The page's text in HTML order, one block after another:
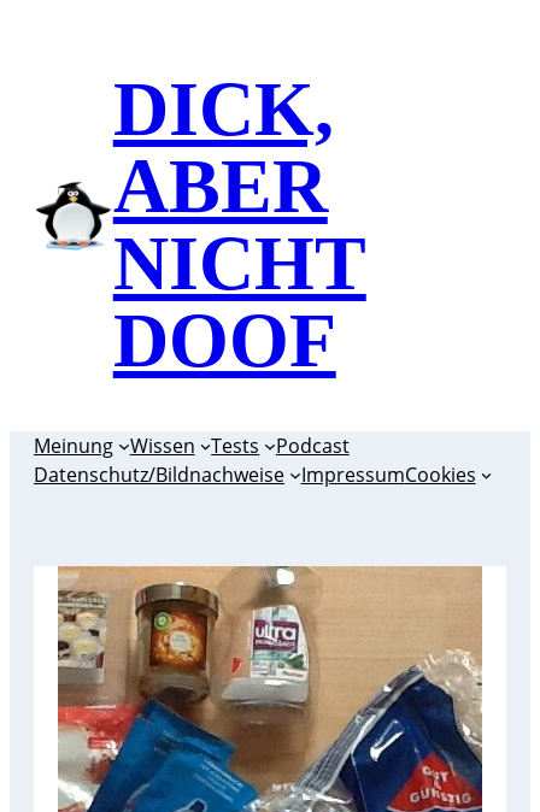
DICK,
ABER
NICHT
DOOF
Meinung Wissen Tests
Podcast
Datenschutz/Bildnachweise
ImpressumCookies